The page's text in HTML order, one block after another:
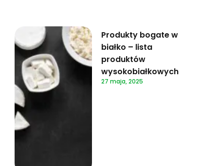
Produkty bogate w
białko – lista
produktów
wysokobiałkowych
27 maja, 2025